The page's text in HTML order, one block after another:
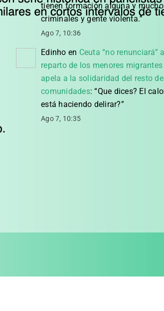
tienen formación alguna y
criminales y gente violenta.”
Ago 7, 10:36
Edinho en Ceuta “no renunciará” al
reparto de los menores migrantes
apela a la solidaridad del resto de
comunidades: “Que dices? El
está haciendo delirar?”
Ago 7, 10:35